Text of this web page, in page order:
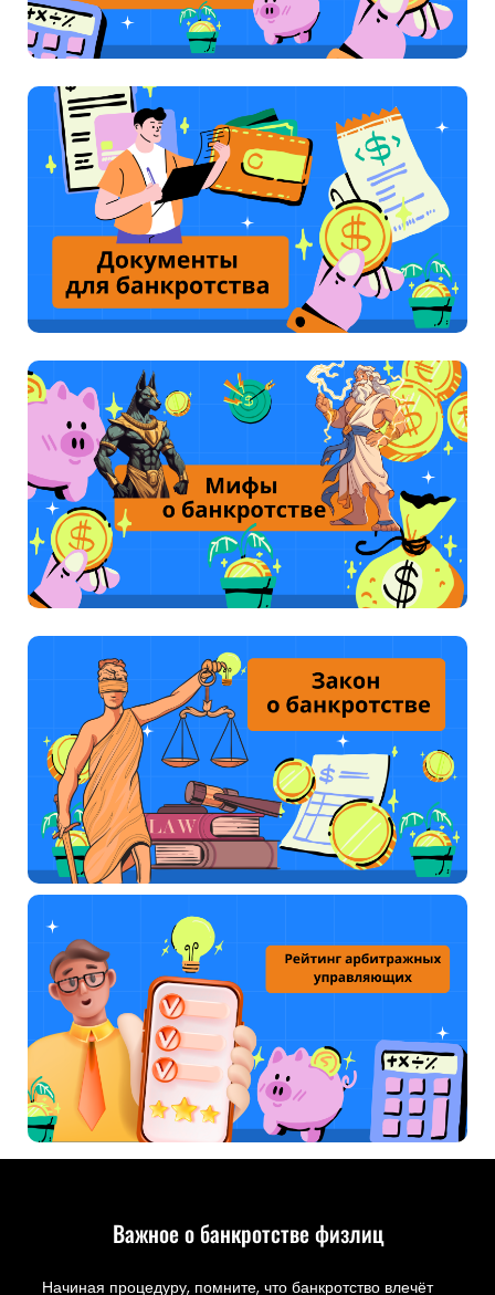
Важное о банкротстве физлиц
Начиная процедуру, помните, что банкротство влечёт